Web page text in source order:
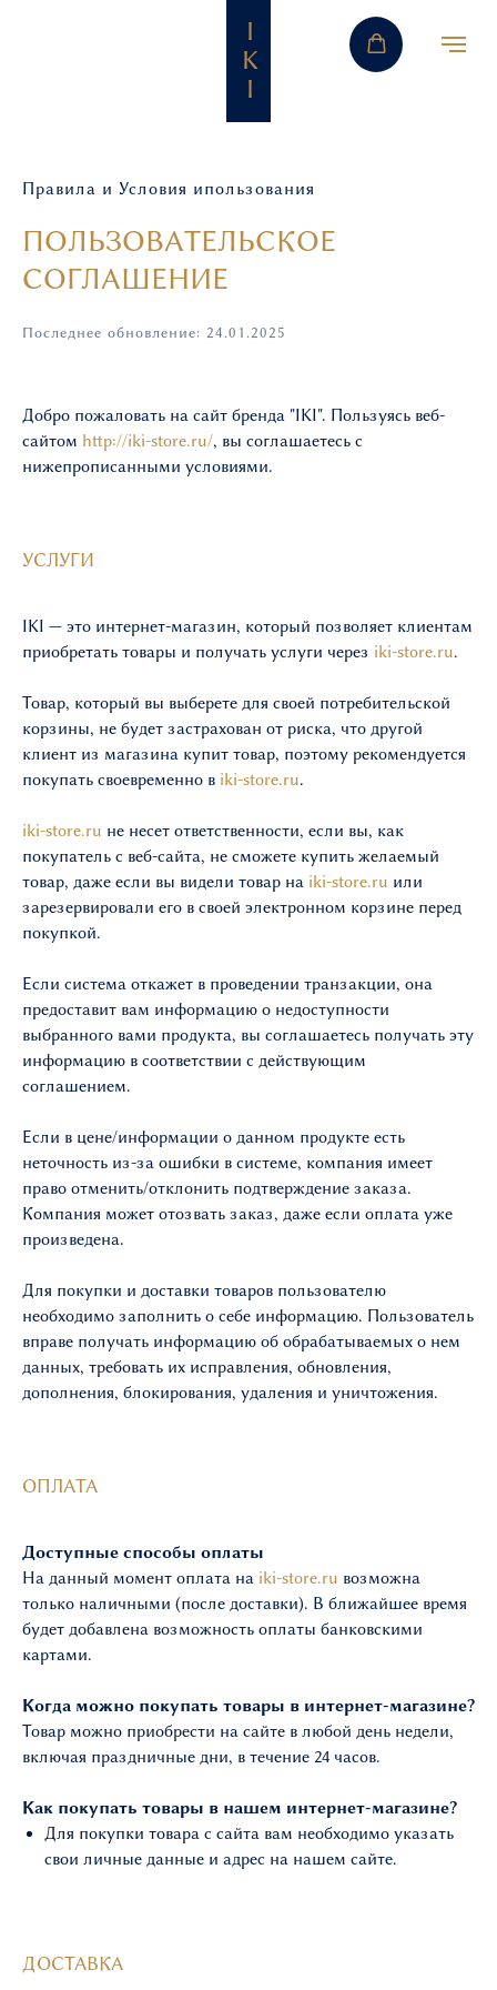
I
K
I
Правила и Условия ипользования
ПОЛЬЗОВАТЕЛЬСКОЕ
СОГЛАШЕНИЕ
Последнее обновление: 24.01.2025
Добро пожаловать на сайт бренда "IKI". Пользуясь веб-
сайтом http://iki-store.ru/, вы соглашаетесь с
нижепрописанными условиями.
УСЛУГИ
IKI — это интернет-магазин, который позволяет клиентам
приобретать товары и получать услуги через iki-store.ru.
Товар, который вы выберете для своей потребительской
корзины, не будет застрахован от риска, что другой
клиент из магазина купит товар, поэтому рекомендуется
покупать своевременно в iki-store.ru.
iki-store.ru не несет ответственности, если вы, как
покупатель с веб-сайта, не сможете купить желаемый
товар, даже если вы видели товар на iki-store.ru или
зарезервировали его в своей электронном корзине перед
покупкой.
Если система откажет в проведении транзакции, она
предоставит вам информацию о недоступности
выбранного вами продукта, вы соглашаетесь получать эту
информацию в соответствии с действующим
соглашением.
Если в цене/информации о данном продукте есть
неточность из-за ошибки в системе, компания имеет
право отменить/отклонить подтверждение заказа.
Компания может отозвать заказ, даже если оплата уже
произведена.
Для покупки и доставки товаров пользователю
необходимо заполнить о себе информацию. Пользователь
вправе получать информацию об обрабатываемых о нем
данных, требовать их исправления, обновления,
дополнения, блокирования, удаления и уничтожения.
ОПЛАТА
Доступные способы оплаты
На данный момент оплата на iki-store.ru возможна
только наличными (после доставки). В ближайшее время
будет добавлена возможность оплаты банковскими
картами.
Когда можно покупать товары в интернет-магазине?
Товар можно приобрести на сайте в любой день недели,
включая праздничные дни, в течение 24 часов.
Как покупать товары в нашем интернет-магазине?
Для покупки товара с сайта вам необходимо указать
свои личные данные и адрес на нашем сайте.
ДОСТАВКА